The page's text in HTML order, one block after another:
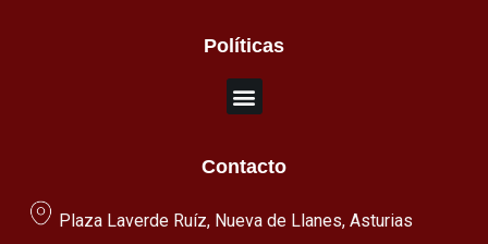
Políticas
Contacto
Plaza Laverde Ruíz, Nueva de Llanes, Asturias